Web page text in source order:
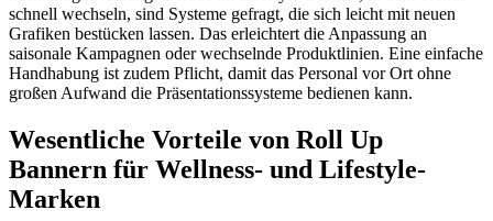
schnell wechseln, sind Systeme gefragt, die sich leicht mit neuen
Grafiken bestücken lassen. Das erleichtert die Anpassung an
saisonale Kampagnen oder wechselnde Produktlinien. Eine einfache
Handhabung ist zudem Pflicht, damit das Personal vor Ort ohne
großen Aufwand die Präsentationssysteme bedienen kann.
Wesentliche Vorteile von Roll Up
Bannern für Wellness- und Lifestyle-
Marken